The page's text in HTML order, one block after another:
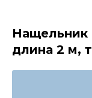
Нащельник
длина 2 м,